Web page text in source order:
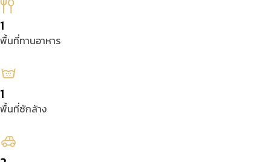
1
พื้นที่ทานอาหาร
1
พื้นที่ซักล้าง